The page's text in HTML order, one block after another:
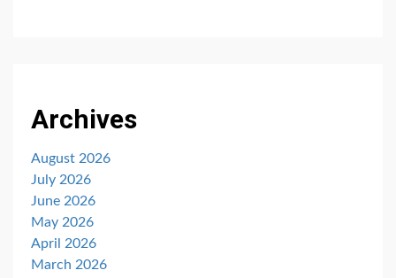
Archives
August 2026
July 2026
June 2026
May 2026
April 2026
March 2026